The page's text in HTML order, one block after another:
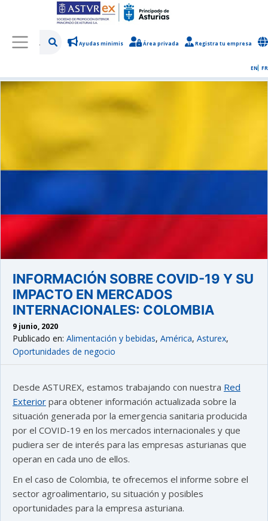
Ayudas minimis Área privada Registra tu empresa
EN FR
INFORMACIÓN SOBRE COVID-19 Y SU
IMPACTO EN MERCADOS
INTERNACIONALES: COLOMBIA
9 junio, 2020
Publicado en: Alimentación y bebidas, América, Asturex,
Oportunidades de negocio
Desde ASTUREX, estamos trabajando con nuestra Red
Exterior para obtener información actualizada sobre la
situación generada por la emergencia sanitaria producida
por el COVID-19 en los mercados internacionales y que
pudiera ser de interés para las empresas asturianas que
operan en cada uno de ellos.
En el caso de Colombia, te ofrecemos el informe sobre el
sector agroalimentario, su situación y posibles
oportunidades para la empresa asturiana.